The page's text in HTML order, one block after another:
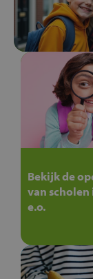
Bekijk de
van scholen
e.o.